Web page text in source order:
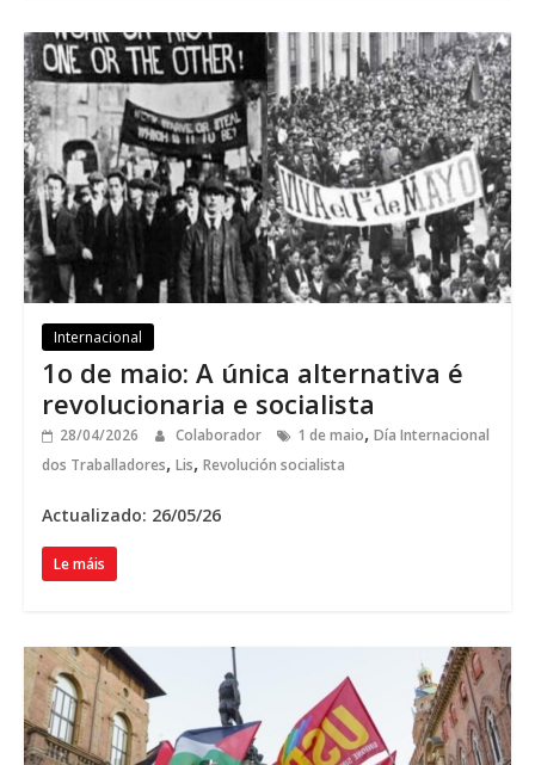
Internacional
1o de maio: A única alternativa é
revolucionaria e socialista
28/04/2026 Colaborador 1 de maio, Día Internacional
dos Traballadores, Lis, Revolución socialista
Actualizado: 26/05/26
Le máis